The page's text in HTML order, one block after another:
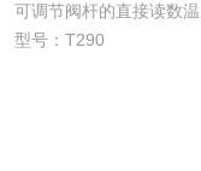
可调节阀杆的直接读数
型号：T290